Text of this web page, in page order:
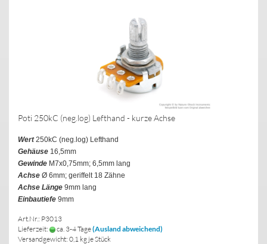
Poti 250kC (neg.log) Lefthand - kurze Achse
Wert250kC (neg.log) Lefthand
Gehäuse 16,5mm
Gewinde M7x0,75mm; 6,5mm lang
Achse Ø 6mm; geriffelt 18 Zähne
Achse Länge 9mm lang
Einbautiefe 9mm
Art.Nr.: P3013
Lieferzeit:
ca. 3-4 Tage(Ausland abweichend)
Versandgewicht: 0,1 kg je Stück